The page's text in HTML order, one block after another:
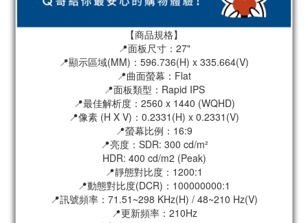
【商品規格】
📍面板尺寸：27"
📍顯示區域(MM)：596.736(H) x 335.664(V)
📍曲面螢幕：Flat
📍面板類型：Rapid IPS
📍最佳解析度：2560 x 1440 (WQHD)
📍像素 (H X V)：0.2331(H) x 0.2331(V)
📍螢幕比例：16:9
📍亮度：SDR: 300 cd/m²
HDR: 400 cd/m2 (Peak)
📍靜態對比度：1200:1
📍動態對比度(DCR)：100000000:1
📍訊號頻率：71.51~298 KHz(H) / 48~210 Hz(V)
📍更新頻率：210Hz